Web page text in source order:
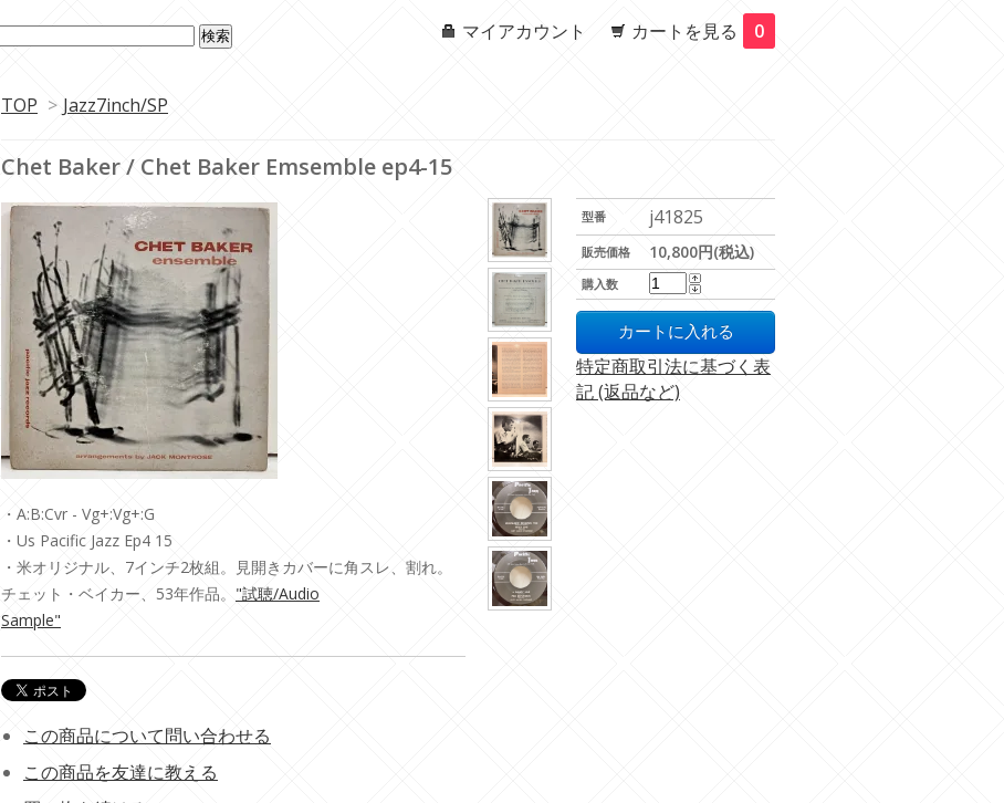
マイアカウント カートを見る 0
TOP > Jazz7inch/SP
Chet Baker / Chet Baker Emsemble ep4-15
型番 j41825
販売価格 10,800円(税込)
購入数
特定商取引法に基づく表
記 (返品など)
・A:B:Cvr - Vg+:Vg+:G
・Us Pacific Jazz Ep4 15
・米オリジナル、7インチ2枚組。見開きカバーに角スレ、割れ。
チェット・ベイカー、53年作品。 "試聴/Audio
Sample"
この商品について問い合わせる
この商品を友達に教える